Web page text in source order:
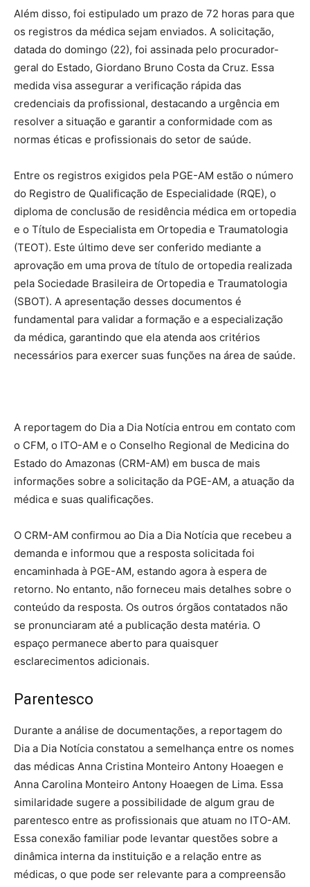
Além disso, foi estipulado um prazo de 72 horas para que
os registros da médica sejam enviados. A solicitação,
datada do domingo (22), foi assinada pelo procurador-
geral do Estado, Giordano Bruno Costa da Cruz. Essa
medida visa assegurar a verificação rápida das
credenciais da profissional, destacando a urgência em
resolver a situação e garantir a conformidade com as
normas éticas e profissionais do setor de saúde.
Entre os registros exigidos pela PGE-AM estão o número
do Registro de Qualificação de Especialidade (RQE), o
diploma de conclusão de residência médica em ortopedia
e o Título de Especialista em Ortopedia e Traumatologia
(TEOT). Este último deve ser conferido mediante a
aprovação em uma prova de título de ortopedia realizada
pela Sociedade Brasileira de Ortopedia e Traumatologia
(SBOT). A apresentação desses documentos é
fundamental para validar a formação e a especialização
da médica, garantindo que ela atenda aos critérios
necessários para exercer suas funções na área de saúde.
A reportagem do Dia a Dia Notícia entrou em contato com
o CFM, o ITO-AM e o Conselho Regional de Medicina do
Estado do Amazonas (CRM-AM) em busca de mais
informações sobre a solicitação da PGE-AM, a atuação da
médica e suas qualificações.
O CRM-AM confirmou ao Dia a Dia Notícia que recebeu a
demanda e informou que a resposta solicitada foi
encaminhada à PGE-AM, estando agora à espera de
retorno. No entanto, não forneceu mais detalhes sobre o
conteúdo da resposta. Os outros órgãos contatados não
se pronunciaram até a publicação desta matéria. O
espaço permanece aberto para quaisquer
esclarecimentos adicionais.
Parentesco
Durante a análise de documentações, a reportagem do
Dia a Dia Notícia constatou a semelhança entre os nomes
das médicas Anna Cristina Monteiro Antony Hoaegen e
Anna Carolina Monteiro Antony Hoaegen de Lima. Essa
similaridade sugere a possibilidade de algum grau de
parentesco entre as profissionais que atuam no ITO-AM.
Essa conexão familiar pode levantar questões sobre a
dinâmica interna da instituição e a relação entre as
médicas, o que pode ser relevante para a compreensão